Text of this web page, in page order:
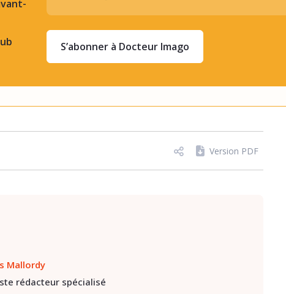
S’abonner à Docteur Imago
Version PDF
Mallordy
rédacteur spécialisé